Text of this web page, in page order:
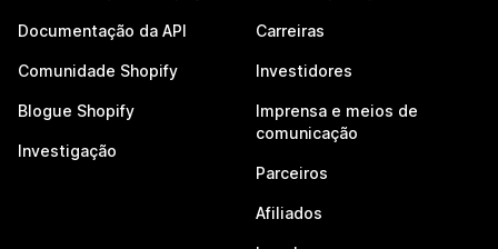
Documentação da API
Comunidade Shopify
Blogue Shopify
Investigação
Carreiras
Investidores
Imprensa e meios de
comunicação
Parceiros
Afiliados